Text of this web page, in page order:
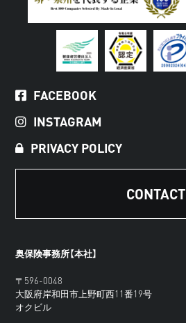
FACEBOOK
INSTAGRAM
PRIVACY POLICY
CONTACT
奥保険事務所【本社】
〒596-0048
大阪府岸和田市上野町西11番19号
オクビル